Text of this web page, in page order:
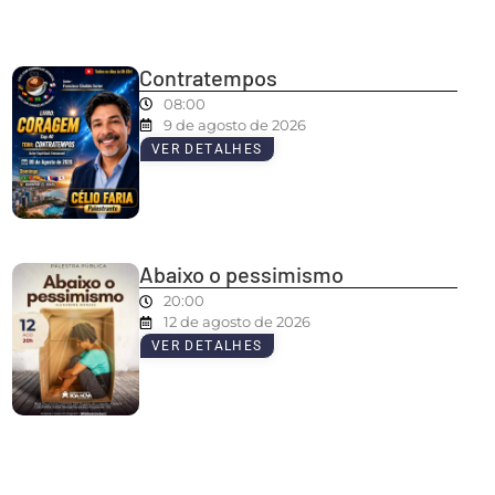
Contratempos
08:00
9 de agosto de 2026
VER DETALHES
Abaixo o pessimismo
20:00
12 de agosto de 2026
VER DETALHES